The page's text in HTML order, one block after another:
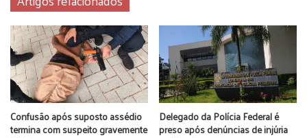
Confusão após suposto assédio
termina com suspeito gravemente
Delegado da Polícia Federal é
preso após denúncias de injúria